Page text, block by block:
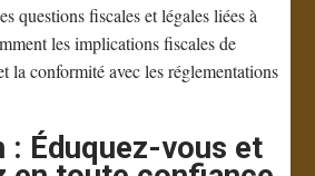
questions fiscales et légales liées à
les implications fiscales de
la conformité avec les réglementations
: Éduquez-vous et